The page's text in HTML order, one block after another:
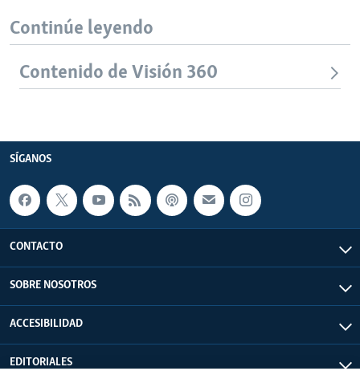
Continúe leyendo
Contenido de Visión 360
SÍGANOS
CONTACTO
SOBRE NOSOTROS
ACCESIBILIDAD
EDITORIALES